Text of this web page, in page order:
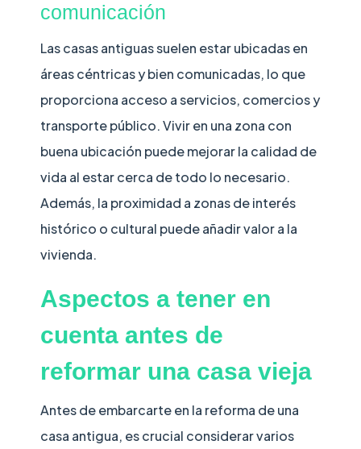
comunicación
Las casas antiguas suelen estar ubicadas en
áreas céntricas y bien comunicadas, lo que
proporciona acceso a servicios, comercios y
transporte público. Vivir en una zona con
buena ubicación puede mejorar la calidad de
vida al estar cerca de todo lo necesario.
Además, la proximidad a zonas de interés
histórico o cultural puede añadir valor a la
vivienda.
Aspectos a tener en
cuenta antes de
reformar una casa vieja
Antes de embarcarte en la reforma de una
casa antigua, es crucial considerar varios